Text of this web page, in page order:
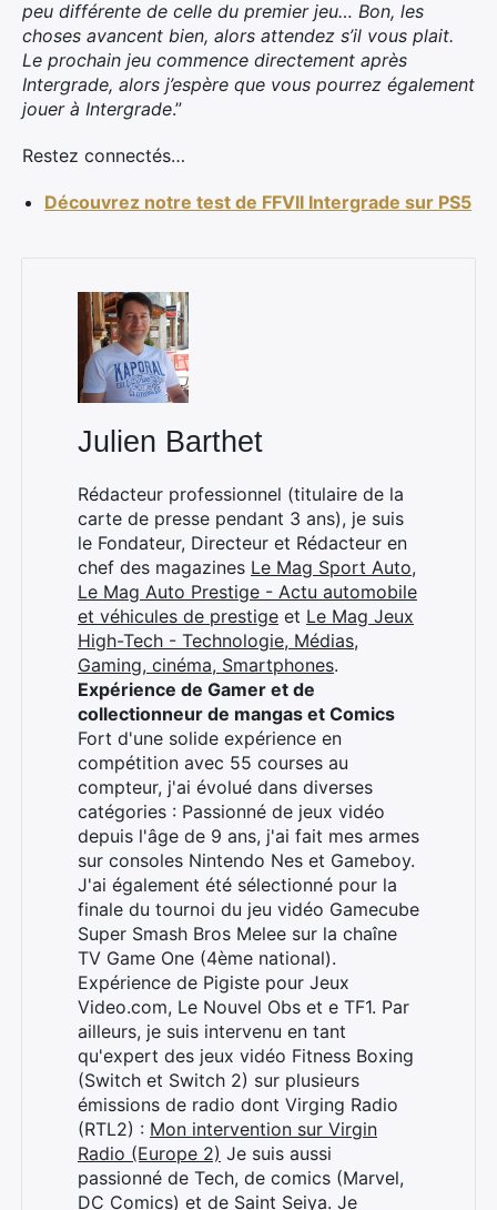
peu différente de celle du premier jeu… Bon, les
choses avancent bien, alors attendez s’il vous plait.
Le prochain jeu commence directement après
Intergrade, alors j’espère que vous pourrez également
jouer à Intergrade.”
Restez connectés…
Découvrez notre test de FFVII Intergrade sur PS5
Julien Barthet
Rédacteur professionnel (titulaire de la
carte de presse pendant 3 ans), je suis
le Fondateur, Directeur et Rédacteur en
chef des magazines Le Mag Sport Auto,
Le Mag Auto Prestige - Actu automobile
et véhicules de prestige et Le Mag Jeux
High-Tech - Technologie, Médias,
Gaming, cinéma, Smartphones.
Expérience de Gamer et de
collectionneur de mangas et Comics
Fort d'une solide expérience en
compétition avec 55 courses au
compteur, j'ai évolué dans diverses
catégories : Passionné de jeux vidéo
depuis l'âge de 9 ans, j'ai fait mes armes
sur consoles Nintendo Nes et Gameboy.
J'ai également été sélectionné pour la
finale du tournoi du jeu vidéo Gamecube
Super Smash Bros Melee sur la chaîne
TV Game One (4ème national).
Expérience de Pigiste pour Jeux
Video.com, Le Nouvel Obs et e TF1. Par
ailleurs, je suis intervenu en tant
qu'expert des jeux vidéo Fitness Boxing
(Switch et Switch 2) sur plusieurs
émissions de radio dont Virging Radio
(RTL2) : Mon intervention sur Virgin
Radio (Europe 2) Je suis aussi
passionné de Tech, de comics (Marvel,
DC Comics) et de Saint Seiya. Je
Rechercher